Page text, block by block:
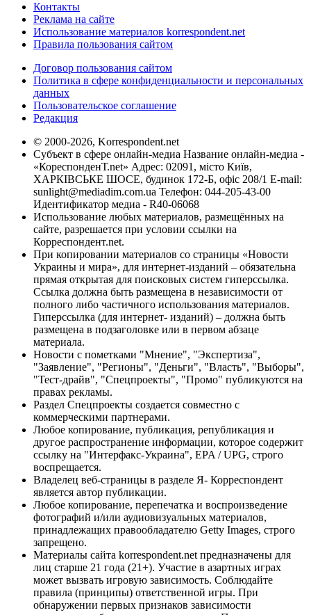
Контакты
Реклама на сайте
Использование материалов korrespondent.net
Правила пользования сайтом
Договор пользования сайтом
Политика в сфере конфиденциальности и персональных
данных
Пользовательское соглашение
Редакция
© 2000-2026, Korrespondent.net
Субъект в сфере онлайн-медиа Название онлайн-медиа -
«КореспонденТ.net» Адрес: 02091, місто Київ,
ХАРКІВСЬКЕ ШОСЕ, будинок 172-Б, офіс 208/1 E-mail:
sunlight@mediadim.com.ua Телефон: 044-205-43-00
Идентификатор медиа - R40-06068
Использование любых материалов, размещённых на
сайте, разрешается при условии ссылки на
Корреспондент.net.
При копировании материалов со страницы «Новости
Украины и мира», для интернет-изданий – обязательна
прямая открытая для поисковых систем гиперссылка.
Ссылка должна быть размещена в независимости от
полного либо частичного использования материалов.
Гиперссылка (для интернет- изданий) – должна быть
размещена в подзаголовке или в первом абзаце
материала.
Новости с пометками "Мнение", "Экспертиза",
"Заявление", "Регионы", "Деньги", "Власть", "Выборы",
"Тест-драйв", "Спецпроекты", "Промо" публикуются на
правах рекламы.
Раздел Спецпроекты создается совместно с
коммерческими партнерами.
Любое копирование, публикация, републикация и
другое распространение информации, которое содержит
ссылку на "Интерфакс-Украина", EPA / UPG, строго
воспрещается.
Владелец веб-страницы в разделе Я- Корреспондент
является автор публикации.
Любое копирование, перепечатка и воспроизведение
фотографий и/или аудиовизуальных материалов,
принадлежащих правообладателю Getty Images, строго
запрещено.
Материалы сайта korrespondent.net предназначены для
лиц старше 21 года (21+). Участие в азартных играх
может вызвать игровую зависимость. Соблюдайте
правила (принципы) ответственной игры. При
обнаружении первых признаков зависимости